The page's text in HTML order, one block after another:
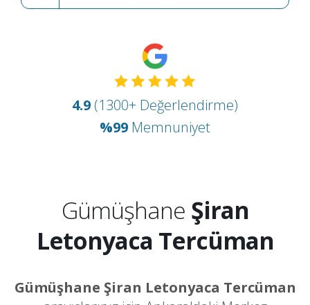
4.9 (1300+ Değerlendirme)
%99 Memnuniyet
Gümüşhane Şiran
Letonyaca Tercüman
Gümüşhane Şiran Letonyaca Tercüman